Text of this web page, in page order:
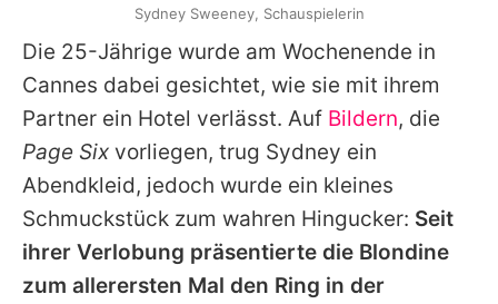
Die 25-Jährige wurde am Wochenende in
Cannes dabei gesichtet, wie sie mit ihrem
Partner ein Hotel verlässt. Auf Bildern, die
Page Six vorliegen, trug Sydney ein
Abendkleid, jedoch wurde ein kleines
Schmuckstück zum wahren Hingucker: Seit
ihrer Verlobung präsentierte die Blondine
zum allerersten Mal den Ring in der
Sydney Sweeney, Schauspielerin